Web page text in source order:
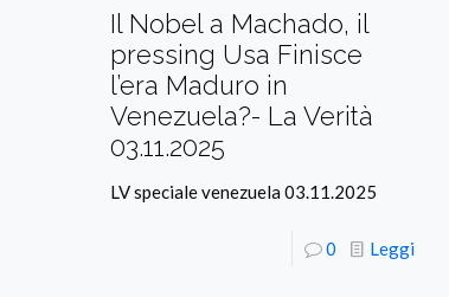
Il Nobel a Machado, il
pressing Usa Finisce
l’era Maduro in
Venezuela?- La Verità
03.11.2025
LV speciale venezuela 03.11.2025
0 Leggi